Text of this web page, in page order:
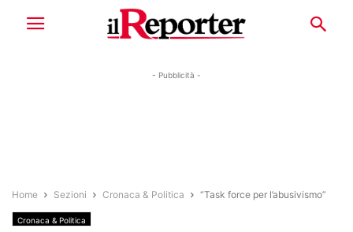
- Pubblicità -
Home Sezioni Cronaca & Politica “Task force per l’abusivismo”
Cronaca & Politica